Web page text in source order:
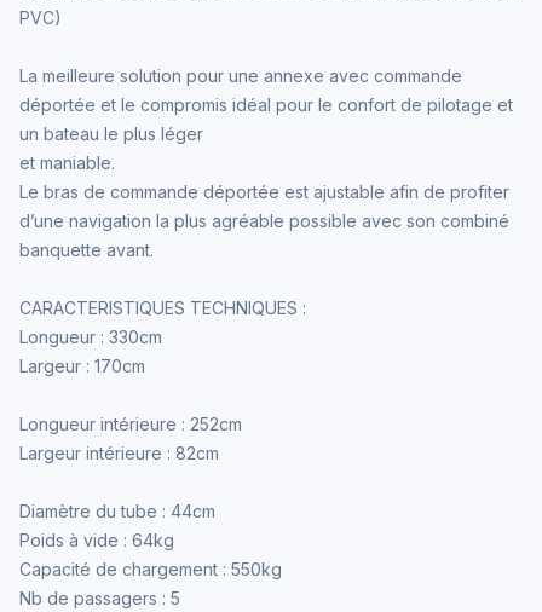
PVC)
La meilleure solution pour une annexe avec commande
déportée et le compromis idéal pour le confort de pilotage et
un bateau le plus léger
et maniable.
Le bras de commande déportée est ajustable afin de profiter
d’une navigation la plus agréable possible avec son combiné
banquette avant.
CARACTERISTIQUES TECHNIQUES :
Longueur : 330cm
Largeur : 170cm
Longueur intérieure : 252cm
Largeur intérieure : 82cm
Diamètre du tube : 44cm
Poids à vide : 64kg
Capacité de chargement : 550kg
Nb de passagers : 5